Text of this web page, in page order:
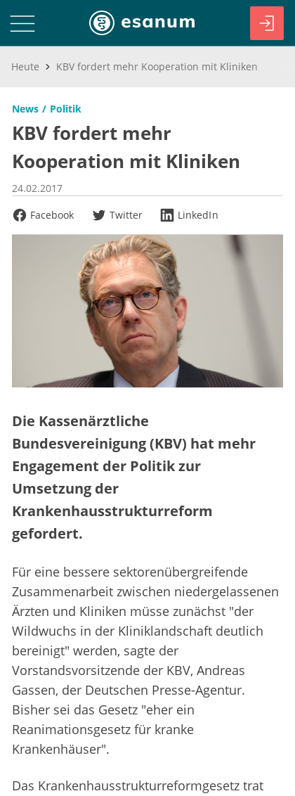
Heute KBV fordert mehr Kooperation mit Kliniken
News Politik
KBV fordert mehr
Kooperation mit Kliniken
24.02.2017
Facebook
Twitter LinkedIn
Die Kassenärztliche
Bundesvereinigung (KBV) hat mehr
Engagement der Politik zur
Umsetzung der
Krankenhausstrukturreform
gefordert.
Für eine bessere sektorenübergreifende
Zusammenarbeit zwischen niedergelassenen
Ärzten und Kliniken müsse zunächst "der
Wildwuchs in der Kliniklandschaft deutlich
bereinigt" werden, sagte der
Vorstandsvorsitzende der KBV, Andreas
Gassen, der Deutschen Presse-Agentur.
Bisher sei das Gesetz "eher ein
Reanimationsgesetz für kranke
Krankenhäuser".
Das Krankenhausstrukturreformgesetz trat